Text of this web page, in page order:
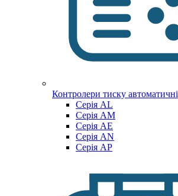
Контролери тиску автоматичні
Cерія AL
Cерія AM
Серія AE
Серія AN
Серія AP